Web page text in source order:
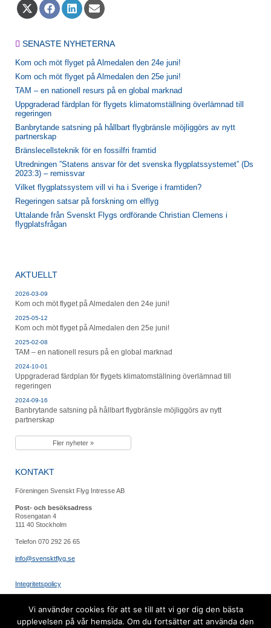
Dela
på
Dela
på
Dela
på
Dela
på
SENASTE NYHETERNA
Kom och möt flyget på Almedalen den 24e juni!
Kom och möt flyget på Almedalen den 25e juni!
TAM – en nationell resurs på en global marknad
Uppgraderad färdplan för flygets klimatomställning överlämnad till
regeringen
Banbrytande satsning på hållbart flygbränsle möjliggörs av nytt
partnerskap
Bränslecellsteknik för en fossilfri framtid
Utredningen ”Statens ansvar för det svenska flygplatssystemet” (Ds
2023:3) – remissvar
Vilket flygplatssystem vill vi ha i Sverige i framtiden?
Regeringen satsar på forskning om elflyg
Uttalande från Svenskt Flygs ordförande Christian Clemens i
flygplatsfrågan
AKTUELLT
2026-03-09
Kom och möt flyget på Almedalen den 24e juni!
2025-05-12
Kom och möt flyget på Almedalen den 25e juni!
2025-02-08
TAM – en nationell resurs på en global marknad
2024-10-01
Uppgraderad färdplan för flygets klimatomställning överlämnad till
regeringen
2024-09-16
Banbrytande satsning på hållbart flygbränsle möjliggörs av nytt
partnerskap
Fler nyheter »
KONTAKT
Föreningen Svenskt Flyg Intresse AB
Post- och besöksadress
Rosengatan 4
111 40 Stockholm
Telefon 070 292 26 65
info@svensktflyg.se
Integritetspolicy
FÖLJ OSS
Vi använder cookies för att se till att vi ger dig den bästa
upplevelsen på vår hemsida. Om du fortsätter att använda den